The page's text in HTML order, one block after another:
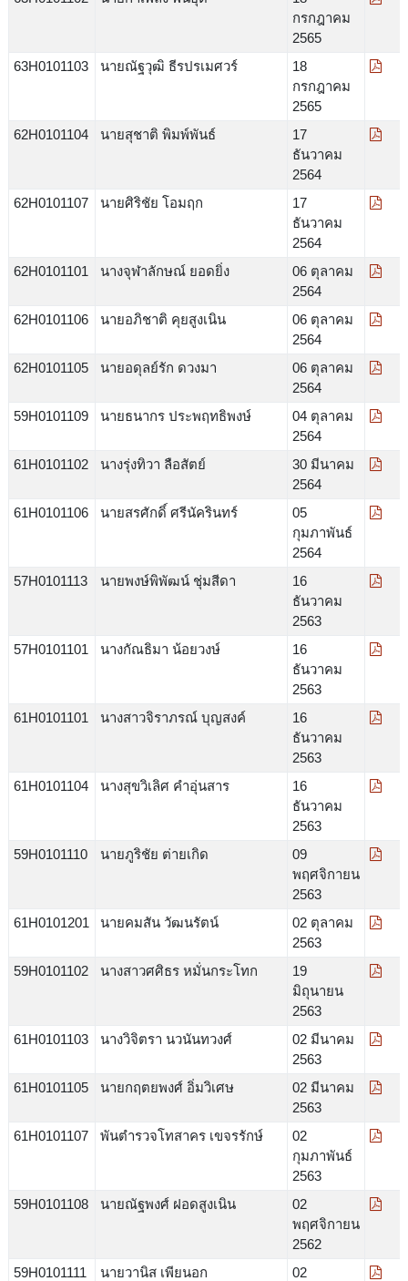
กรกฎาคม
2565
63H0101103
นายณัฐวุฒิ ธีรปรเมศวร์
18
กรกฎาคม
2565
62H0101104
นายสุชาติ พิมพ์พันธ์
17
ธันวาคม
2564
62H0101107
นายศิริชัย โอมฤก
17
ธันวาคม
2564
62H0101101
นางจุฬาลักษณ์ ยอดยิ่ง
06 ตุลาคม
2564
62H0101106
นายอภิชาติ คุยสูงเนิน
06 ตุลาคม
2564
62H0101105
นายอดุลย์รัก ดวงมา
06 ตุลาคม
2564
59H0101109
นายธนากร ประพฤทธิพงษ์
04 ตุลาคม
2564
61H0101102
นางรุ่งทิวา ลือสัตย์
30 มีนาคม
2564
61H0101106
นายสรศักดิ์ ศรีนัครินทร์
05
กุมภาพันธ์
2564
57H0101113
นายพงษ์พิพัฒน์ ชุ่มสีดา
16
ธันวาคม
2563
57H0101101
นางกัณธิมา น้อยวงษ์
16
ธันวาคม
2563
61H0101101
นางสาวจิราภรณ์ บุญสงค์
16
ธันวาคม
2563
61H0101104
นางสุขวิเลิศ คำอุ่นสาร
16
ธันวาคม
2563
59H0101110
นายภูริชัย ต่ายเกิด
09
พฤศจิกายน
2563
61H0101201
นายคมสัน วัฒนรัตน์
02 ตุลาคม
2563
59H0101102
นางสาวศศิธร หมั่นกระโทก
19
มิถุนายน
2563
61H0101103
นางวิจิตรา นวนันทวงศ์
02 มีนาคม
2563
61H0101105
นายกฤตยพงศ์ อิ่มวิเศษ
02 มีนาคม
2563
61H0101107
พันตำรวจโทสาคร เขจรรักษ์
02
กุมภาพันธ์
2563
59H0101108
นายณัฐพงศ์ ฝอดสูงเนิน
02
พฤศจิกายน
2562
59H0101111
นายวานิส เพียนอก
02